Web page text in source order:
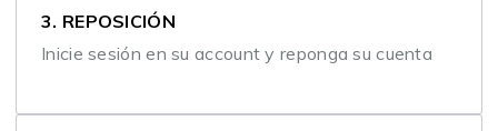
3. REPOSICIÓN
Inicie sesión en su account y reponga su cuenta